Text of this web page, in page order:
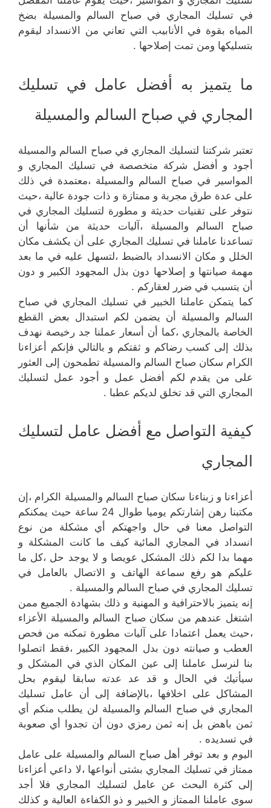
في تسليك المجاري في صباح السالم والمسيلة بضخ
المياه بقوة في الأنابيب التي تعاني من الانسداد ليقوم
بتسليكها ومن تمت إصلاحها .
ما يتميز به أفضل عامل في تسليك
المجاري في صباح السالم والمسيلة
تعتبر شركتنا لتسليك المجاري في صباح السالم والمسيلة
أجود و أفضل شركة متخصصة في تسليك المجاري و
المواسير في صباح السالم والمسيلة ،معتمدة في ذلك
على عدة طرق مجربة و ممتازة و ذات جودة عالية ،حيث
نتوفر على تقنيات حديثة و مطورة لتسليك المجاري في
صباح السالم والمسيلة ،آليات حديثة من شأنها أن
تساعدنا عاملنا في تسليك المجاري على أن يكشف مكان
الخلل و مكان الانسداد بالضبط ،لتسهل عليه في ما بعد
مهمة صيانتها و إصلاحها دون بذل المجهود الكبير و دون
أن يتسبب في ضرر لعقاركم .
كما يتمكن عاملنا الخبير في تسليك المجاري في صباح
السالم والمسيلة أن يضمن لكم استبدال بعض القطع
الخاصة بالمجاري ،كما أن أسعار عملنا جد رخيصة نهدف
بذلك إلى كسب رضاكم و ثقتكم و بالتالي فإنكم أعزاءنا
الكرام سكان صباح السالم والمسيلة تطمحون إلى العثور
على من يقدم لكم أفضل عمل و أجود عمل لتسليك
المجاري التي قد تخلق لديكم عطبا .
كيفية التواصل مع أفضل عامل لتسليك
المجاري
أعزاءنا و زبناءنا سكان صباح السالم والمسيلة الكرام ،إن
مكتبنا رهن إشارتكم يوميا طوال 24 ساعة حيث يمكنكم
التواصل معنا في حال واجهتكم أي مشكلة من نوع
انسداد في المجاري المائية كيف ما كانت المشكلة و
مهما بدا لكم ذلك المشكل عويصا و لا يوجد حل ،كل ما
عليكم هو رفع سماعة الهاتف و الاتصال بالعامل في
تسليك المجاري في صباح السالم والمسيلة .
إنه يتميز بالاحترافية و المهنية و ذلك بشهادة الجميع ممن
اشتغل عندهم من سكان صباح السالم والمسيلة الأعزاء
،حيث يعمل اعتمادا على آليات مطورة تمكنه من فحص
العطب و صيانته دون بدل المجهود الكبير ،فقط اتصلوا
بنا لنرسل عاملنا إلى عين المكان الذي في المشكل و
سيأتيك في الحال و قد عد عدته سابقا ليقوم بحل
المشاكل على اخلافها ،بالإضافة إلى أن عامل تسليك
المجاري في صباح السالم والمسيلة لن يطلب منكم أي
ثمن باهض بل إنه ثمن رمزي دون أن تجدوا أي صعوبة
في تسديده .
اليوم و بعد توفر أهل صباح السالم والمسيلة على عامل
ممتاز في تسليك المجاري بشتى أنواعها ،لا داعي أعزاءنا
إلى كثرة البحث عن عامل لتسليك المجاري فلا أجد
سوى عاملنا الممتاز و الخبير و ذو الكفاءة العالية و كذلك